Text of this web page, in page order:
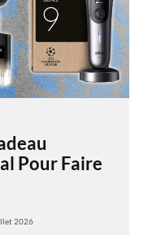
Pour Faire
2026